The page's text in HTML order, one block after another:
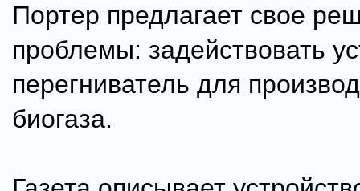
Портер предлагает свое
проблемы: задействовать
перегниватель для
биогаза.